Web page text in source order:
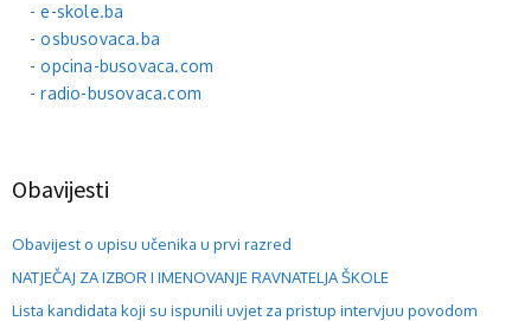
- e-skole.ba
- osbusovaca.ba
- opcina-busovaca.com
- radio-busovaca.com
Obavijesti
Obavijest o upisu učenika u prvi razred
NATJEČAJ ZA IZBOR I IMENOVANJE RAVNATELJA ŠKOLE
Lista kandidata koji su ispunili uvjet za pristup intervjuu povodom